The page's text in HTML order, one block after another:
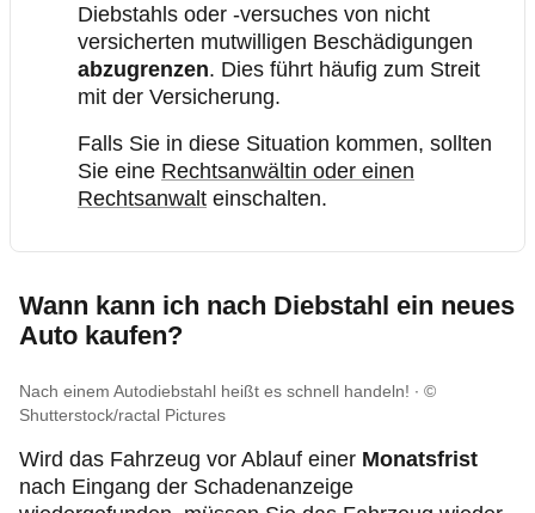
Diebstahls oder -versuches von nicht
versicherten mutwilligen Beschädigungen
abzugrenzen. Dies führt häufig zum Streit
mit der Versicherung.
Falls Sie in diese Situation kommen, sollten
Sie eine Rechtsanwältin oder einen
Rechtsanwalt einschalten.
Wann kann ich nach Diebstahl ein neues
Auto kaufen?
Nach einem Autodiebstahl heißt es schnell handeln!
©
Shutterstock/ractal Pictures
Wird das Fahrzeug vor Ablauf einer Monatsfrist
nach Eingang der Schadenanzeige